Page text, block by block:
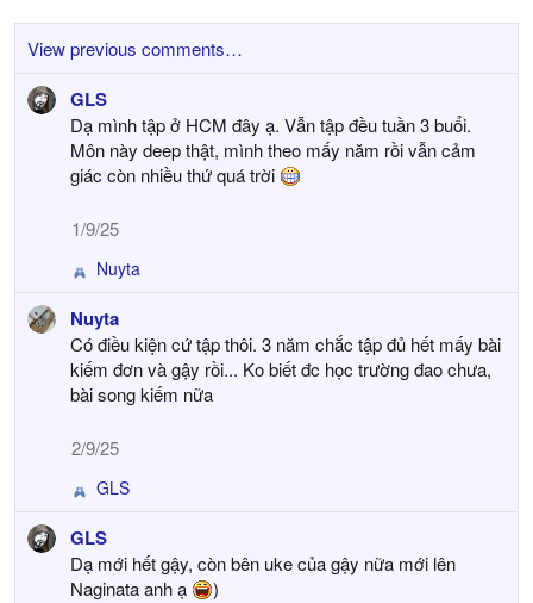
View previous comments…
GLS
Dạ mình tập ở HCM đây ạ. Vẫn tập đều tuần 3 buổi.
Môn này deep thật, mình theo mấy năm rồi vẫn cảm
giác còn nhiều thứ quá trời
1/9/25
R
a
c
t
i
n
s
Nuyta
Nuyta
Có điều kiện cứ tập thôi. 3 năm chắc tập đủ hết mấy bài
kiếm đơn và gậy rồi... Ko biết đc học trường đao chưa,
bài song kiếm nữa
2/9/25
R
a
c
t
GLS
GLS
Dạ mới hết gậy, còn bên uke của gậy nữa mới lên
Naginata anh ạ
)